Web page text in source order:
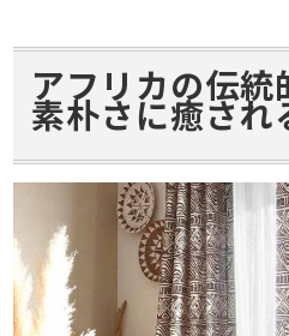
アフリカの伝統
素朴さに癒され